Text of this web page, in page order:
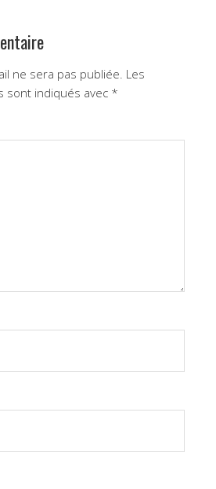
ne sera pas publiée. Les
sont indiqués avec *